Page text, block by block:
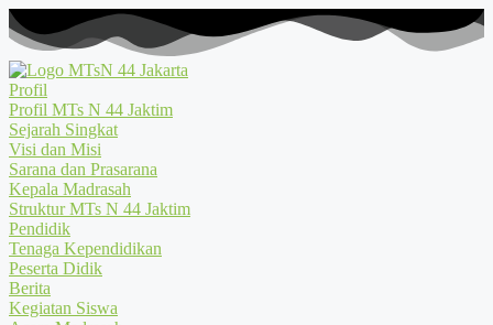
Profil
Profil MTs N 44 Jaktim
Sejarah Singkat
Visi dan Misi
Sarana dan Prasarana
Kepala Madrasah
Struktur MTs N 44 Jaktim
Pendidik
Tenaga Kependidikan
Peserta Didik
Berita
Kegiatan Siswa